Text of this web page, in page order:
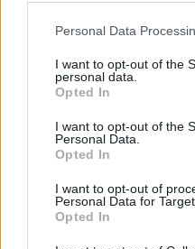
Personal Data
I want to opt-out of the
personal data.
Opted In
I want to opt-out of the
Personal Data.
Opted In
I want to opt-out of
Personal Data for
Opted In
Meisterschaft Winter
Cross Border Esport oraz
pozostaje już tylko
końcem grudnia drużynę
rozegrają swój
Rywalem niemiecko-
Masters League będzie